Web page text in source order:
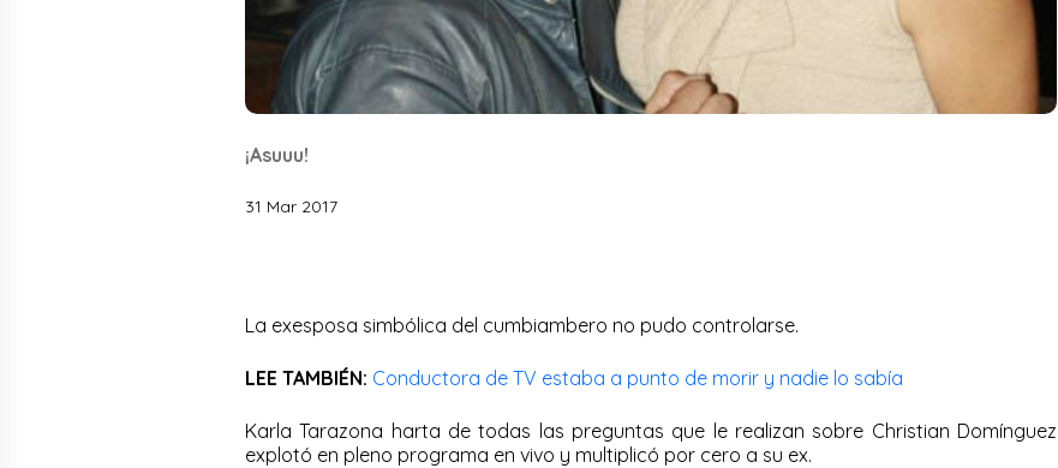
¡Asuuu!
31 Mar 2017
La exesposa simbólica del cumbiambero no pudo controlarse.
LEE TAMBIÉN: Conductora de TV estaba a punto de morir y nadie lo sabía
Karla Tarazona harta de todas las preguntas que le realizan sobre Christian Domínguez
explotó en pleno programa en vivo y multiplicó por cero a su ex.